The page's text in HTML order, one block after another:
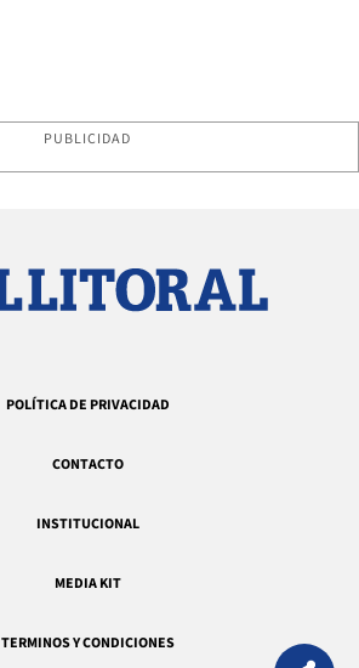
PUBLICIDAD
POLÍTICA DE PRIVACIDAD
CONTACTO
INSTITUCIONAL
MEDIA KIT
TERMINOS Y CONDICIONES